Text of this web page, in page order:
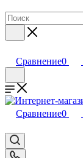
Сравнение0
Сравнение0